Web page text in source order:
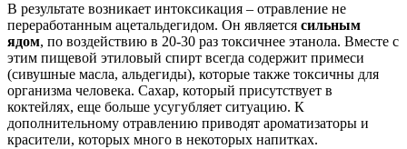
В результате возникает интоксикация – отравление не
переработанным ацетальдегидом. Он является сильным
ядом, по воздействию в 20-30 раз токсичнее этанола. Вместе с
этим пищевой этиловый спирт всегда содержит примеси
(сивушные масла, альдегиды), которые также токсичны для
организма человека. Сахар, который присутствует в
коктейлях, еще больше усугубляет ситуацию. К
дополнительному отравлению приводят ароматизаторы и
красители, которых много в некоторых напитках.